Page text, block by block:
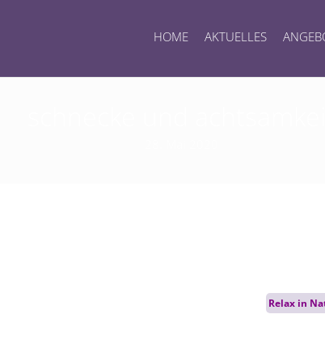
HOME AKTUELLES
Relax in